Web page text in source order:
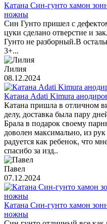
Катана Син-гунто хамон
ножны
Син Гунто пришел с
цуки сделано отверстие и
Гунто не разборный.В
3+...
Лилия
08.12.2024
Катана Adati Kimura
Катана пришла в отличном
делу, доставка была пару
Брала в подарок своему
доволен максимально, из
радуется как ребенок, что
спасибо за изд..
Павел
07.12.2024
Катана Син-гунто хамон
ножны